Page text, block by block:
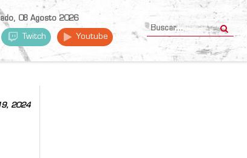
08 Agosto 2026
Twitch Youtube
2024